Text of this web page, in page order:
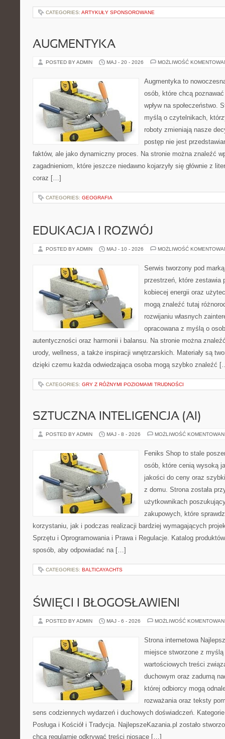
CATEGORIES: ARTYKUŁY SPONSOROWANE
AUGMENTYKA
POSTED BY ADMIN MAJ - 20 - 2026 MOŻLIWOŚĆ
Augmentyka to
osób, które chcą
wpływ na społeczeństwo.
myślą o czytelnikach,
roboty zmieniają nasze
postęp nie jest
faktów, ale jako dynamiczny proces. Na stronie można znaleźć
zagadnieniom, które jeszcze niedawno kojarzyły się głównie z
coraz […]
CATEGORIES: GEOGRAFIA
EDUKACJA I ROZWÓJ
POSTED BY ADMIN MAJ - 10 - 2026 MOŻLIWOŚĆ
Serwis tworzony pod
przestrzeń, które zestawia
kobiecej energii oraz
mogą znaleźć tutaj
rozwijaniu własnych
opracowana z myślą o
autentyczności oraz harmonii i balansu. Na stronie można
urody, wellness, a także inspiracji wnętrzarskich. Materiały są
dzięki czemu każda odwiedzająca osoba mogą szybko znaleźć
CATEGORIES: GRY Z RÓŻNYMI POZIOMAMI TRUDNOŚCI
SZTUCZNA INTELIGENCJA (AI)
POSTED BY ADMIN MAJ - 8 - 2026 MOŻLIWOŚĆ
Feniks Shop to stale
osób, które cenią wysoką
jakości do ceny oraz
z domu. Strona została
użytkownikach
zakupowych, które
korzystaniu, jak i podczas realizacji bardziej wymagających
Sprzętu i Oprogramowania i Prawa i Regulacje. Katalog
sposób, aby odpowiadać na […]
CATEGORIES: BALTICAYACHTS
ŚWIĘCI I BŁOGOSŁAWIENI
POSTED BY ADMIN MAJ - 6 - 2026 MOŻLIWOŚĆ
Strona internetowa
miejsce stworzone z
wartościowych treści
duchowym oraz zadumą
której odbiorcy mogą
rozważania oraz teksty
sens codziennych wydarzeń i duchowych doświadczeń.
Posługa i Kościół i Tradycja. NajlepszeKazania.pl zostało
chcą regularnie odkrywać treści niosące […]